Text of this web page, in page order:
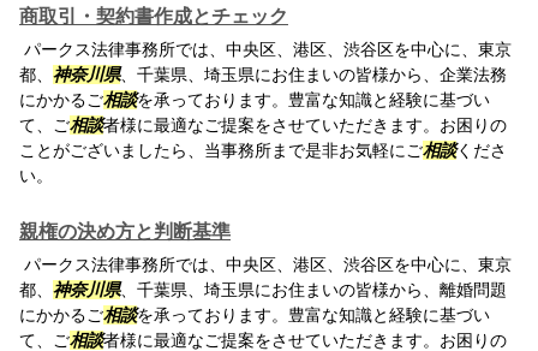
商取引・契約書作成とチェック
パークス法律事務所では、中央区、港区、渋谷区を中心に、東京
都、 神奈川県、千葉県、埼玉県にお住まいの皆様から、企業法務
にかかるご相談を承っております。豊富な知識と経験に基づい
て、ご相談者様に最適なご提案をさせていただきます。お困りの
ことがございましたら、当事務所まで是非お気軽にご相談くださ
い。
親権の決め方と判断基準
パークス法律事務所では、中央区、港区、渋谷区を中心に、東京
都、 神奈川県、千葉県、埼玉県にお住まいの皆様から、離婚問題
にかかるご相談を承っております。豊富な知識と経験に基づい
て、ご相談者様に最適なご提案をさせていただきます。お困りの